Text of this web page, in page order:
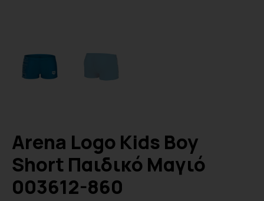
Arena Logo Kids Boy
Short Παιδικό Μαγιό
003612-860